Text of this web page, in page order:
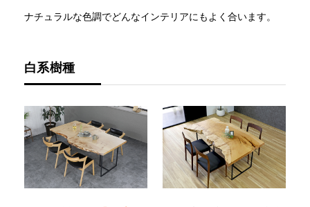
ナチュラルな色調でどんなインテリアにもよく合います。
白系樹種